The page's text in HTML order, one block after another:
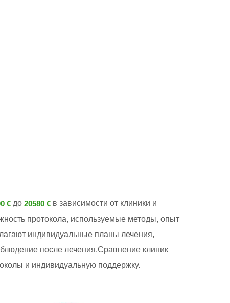
€ до 20580 € в зависимости от клиники и
протокола, используемые методы, опыт
индивидуальные планы лечения,
после лечения.Сравнение клиник
и индивидуальную поддержку.